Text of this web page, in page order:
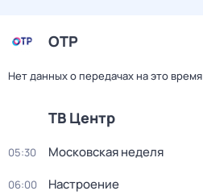
ОТР
Нет данных о передачах на это время
ТВ Центр
05:30 Московская неделя
06:00 Настроение